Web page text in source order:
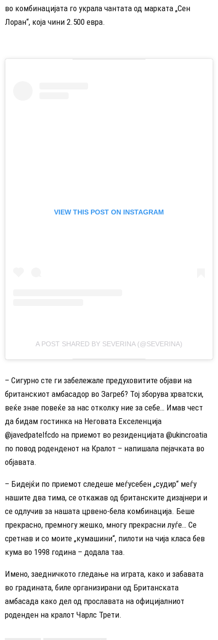
во комбинацијата го украла чантата од марката „Сен
Лоран“, која чини 2.500 евра.
VIEW THIS POST ON INSTAGRAM
A POST SHARED BY SEVERINA (@SEVERINA)
– Сигурно сте ги забележале предуховитите објави на
британскиот амбасадор во Загреб? Тој зборува хрватски,
веќе знае повеќе за нас отколку ние за себе… Имав чест
да бидам гостинка на Неговата Екселенција
@javedpatelfcdo на приемот во резиденцијата @ukincroatia
по повод роденденот на Кралот – напишала пејачката во
објавата.
– Бидејќи по приемот следеше меѓусебен „судир“ меѓу
нашите два тима, се откажав од британските дизајнери и
се одлучив за нашата црвено-бела комбинација. Беше
прекрасно, премногу жешко, многу прекрасни луѓе… Се
сретнав и со моите „кумашини“, пилоти на чија класа бев
кума во 1998 година – додала таа.
Имено, заедничкото гледање на играта, како и забавата
во градината, биле организирани од Британската
амбасада како дел од прославата на официјалниот
роденден на кралот Чарлс Трети.